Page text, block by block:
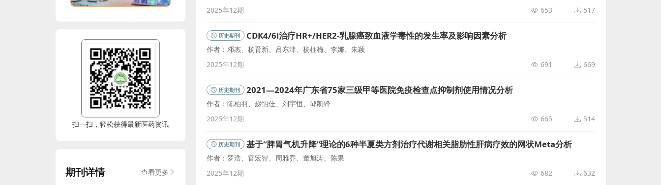
扫一扫，轻松获得最新医药资讯
期刊详情
查看更多
2025年12期
653 517
历史期刊 CDK4/6i治疗HR+/HER2-乳腺癌致血液学毒性的发生率及影响因素分析
作者：邓杰、杨育新、吕东津、杨柱梅、李娜、朱颖
2025年12期
691 669
历史期刊 2021—2024年广东省75家三级甲等医院免疫检查点抑制剂使用情况分析
作者：陈柏羽、赵怡佳、刘宇恒、邱凯锋
2025年12期
665 514
历史期刊 基于“脾胃气机升降”理论的6种半夏类方剂治疗代谢相关脂肪性肝病疗效的网状Meta分析
作者：罗浩、官宏智、周雅乔、董旭涛、陈果
2025年12期
682 632